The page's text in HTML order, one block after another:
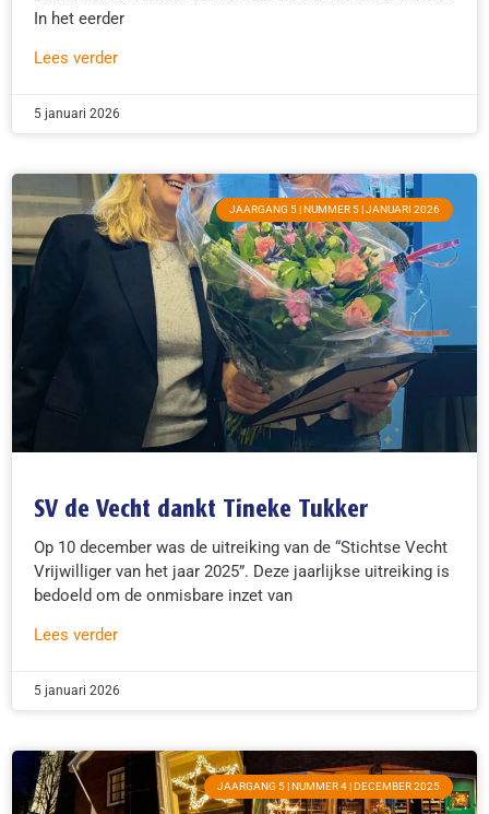
In het eerder
Lees verder
5 januari 2026
JAARGANG 5 | NUMMER 5 | JANUARI 2026
SV de Vecht dankt Tineke Tukker
Op 10 december was de uitreiking van de “Stichtse Vecht
Vrijwilliger van het jaar 2025”. Deze jaarlijkse uitreiking is
bedoeld om de onmisbare inzet van
Lees verder
5 januari 2026
JAARGANG 5 | NUMMER 4 | DECEMBER 2025